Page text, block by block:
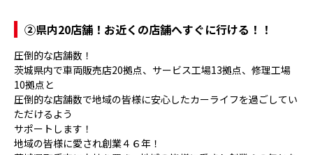
②県内20店舗！お近くの店舗へすぐに行ける！！
圧倒的な店舗数！
茨城県内で車両販売店20拠点、サービス工場13拠点、修理工場
10拠点と
圧倒的な店舗数で地域の皆様に安心したカーライフを過ごしてい
ただけるよう
サポートします！
地域の皆様に愛され創業４６年！